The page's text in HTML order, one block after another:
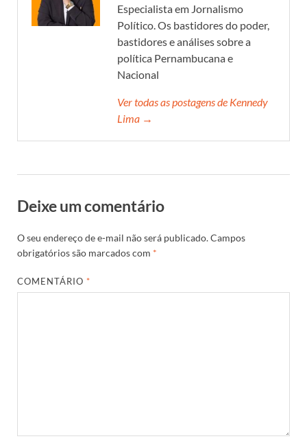
Especialista em Jornalismo
Político. Os bastidores do poder,
bastidores e análises sobre a
política Pernambucana e
Nacional
Ver todas as postagens de Kennedy
Lima →
Deixe um comentário
O seu endereço de e-mail não será publicado.Campos
obrigatórios são marcados com *
COMENTÁRIO*